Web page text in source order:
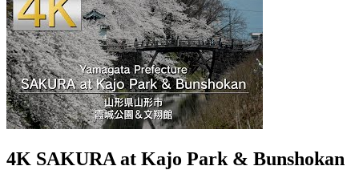
4K SAKURA at Kajo Park & Bunshokan